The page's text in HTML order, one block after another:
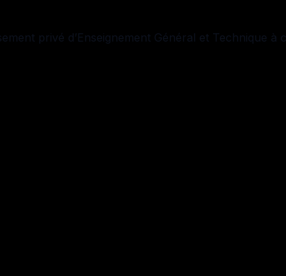
privé d’Enseignement Général et Technique à